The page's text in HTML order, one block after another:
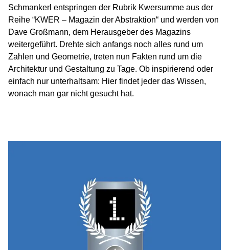
Schmankerl entspringen der Rubrik Kwersumme aus der
Reihe “KWER – Magazin der Abstraktion“ und werden von
Dave Großmann, dem Herausgeber des Magazins
weitergeführt. Drehte sich anfangs noch alles rund um
Zahlen und Geometrie, treten nun Fakten rund um die
Architektur und Gestaltung zu Tage. Ob inspirierend oder
einfach nur unterhaltsam: Hier findet jeder das Wissen,
wonach man gar nicht gesucht hat.